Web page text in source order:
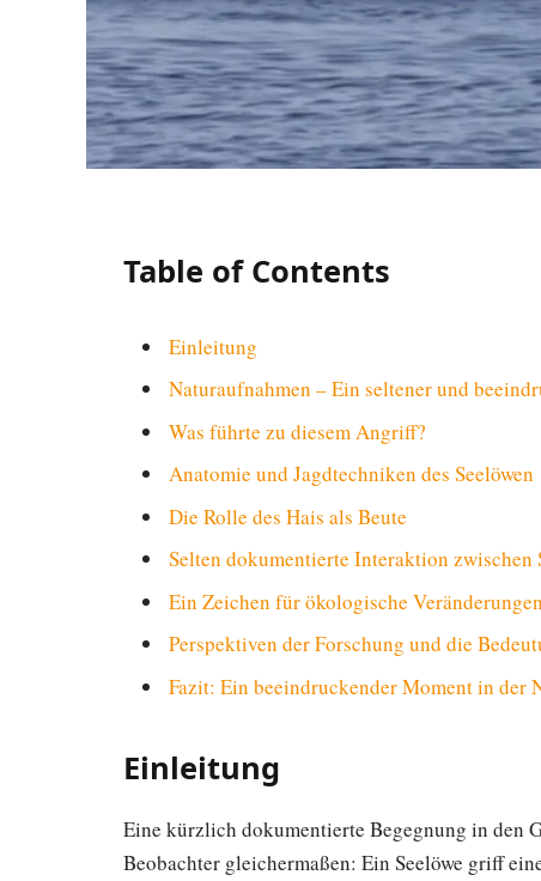
Table of Contents
Einleitung
Naturaufnahmen – Ein seltener und
Was führte zu diesem Angriff?
Anatomie und Jagdtechniken des Seelöwen
Die Rolle des Hais als Beute
Selten dokumentierte Interaktion zwischen
Ein Zeichen für ökologische
Perspektiven der Forschung und die
Fazit: Ein beeindruckender Moment in der
Einleitung
Eine kürzlich dokumentierte Begegnung in den
Beobachter gleichermaßen: Ein Seelöwe griff